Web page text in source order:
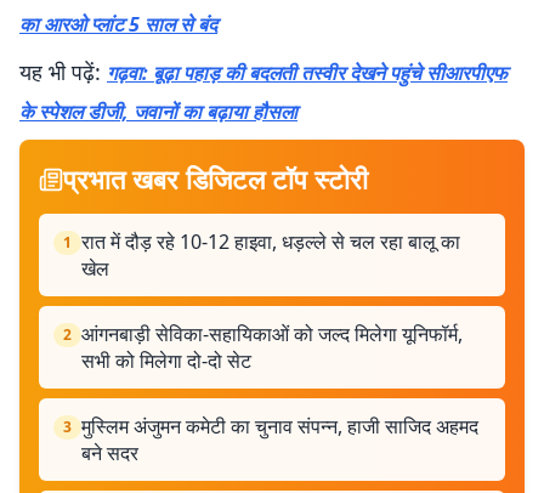
का आरओ प्लांट 5 साल से बंद
यह भी पढ़ें: गढ़वा: बूढ़ा पहाड़ की बदलती तस्वीर देखने पहुंचे सीआरपीएफ
के स्पेशल डीजी, जवानों का बढ़ाया हौसला
प्रभात खबर डिजिटल टॉप स्टोरी
1 रात में दौड़ रहे 10-12 हाइवा, धड़ल्ले से चल रहा बालू का
खेल
2 आंगनबाड़ी सेविका-सहायिकाओं को जल्द मिलेगा यूनिफॉर्म,
सभी को मिलेगा दो-दो सेट
3 मुस्लिम अंजुमन कमेटी का चुनाव संपन्न, हाजी साजिद अहमद
बने सदर